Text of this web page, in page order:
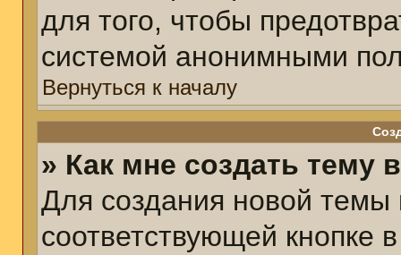
для того, чтобы
системой анонимными
Вернуться к началу
» Как мне создать тему
Для создания новой
соответствующей кнопке